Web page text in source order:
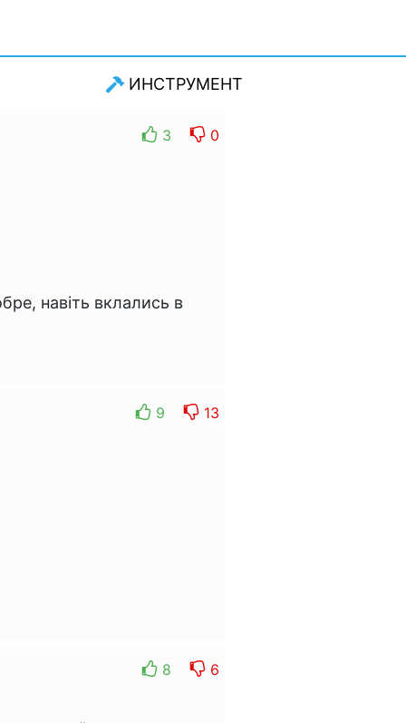
ИНСТРУМЕНТ
3 0
навіть вклались в
9 13
8 6